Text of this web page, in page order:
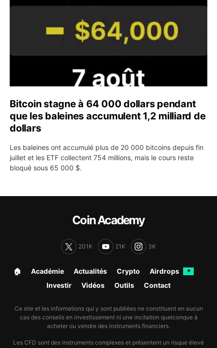
Bitcoin stagne à 64 000 dollars pendant
que les baleines accumulent 1,2 milliard de
dollars
Les baleines ont accumulé plus de 20 000 bitcoins depuis fin
juillet et les ETF collectent 754 millions, mais le cours reste
bloqué sous 65 000 $.
Coin Academy
201K 21K 3K
🏠︎ Académie Actualités Crypto Airdrops ✦
Investir Vidéos Outils Contact
Ce site et les informations qui y sont publiées ne constituent en aucun
cas des conseils en investissement ni une incitation quelconque à
acheter ou vendre des instruments financiers.
Les CFD sont des instruments complexes et présentent un risque élevé